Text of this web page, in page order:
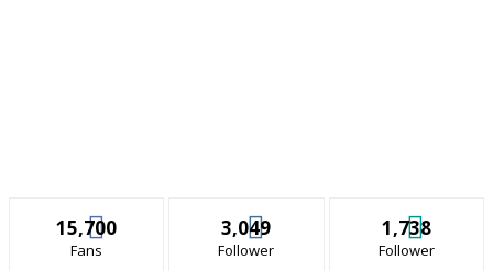
15,700
Fans
3,049
Follower
1,738
Follower